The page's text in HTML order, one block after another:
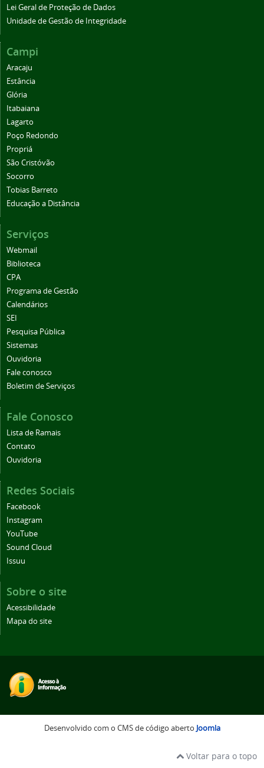
Lei Geral de Proteção de Dados
Unidade de Gestão de Integridade
Campi
Aracaju
Estância
Glória
Itabaiana
Lagarto
Poço Redondo
Propriá
São Cristóvão
Socorro
Tobias Barreto
Educação a Distância
Serviços
Webmail
Biblioteca
CPA
Programa de Gestão
Calendários
SEI
Pesquisa Pública
Sistemas
Ouvidoria
Fale conosco
Boletim de Serviços
Fale Conosco
Lista de Ramais
Contato
Ouvidoria
Redes Sociais
Facebook
Instagram
YouTube
Sound Cloud
Issuu
Sobre o site
Acessibilidade
Mapa do site
Desenvolvido com o CMS de código aberto Joomla
Voltar para o topo